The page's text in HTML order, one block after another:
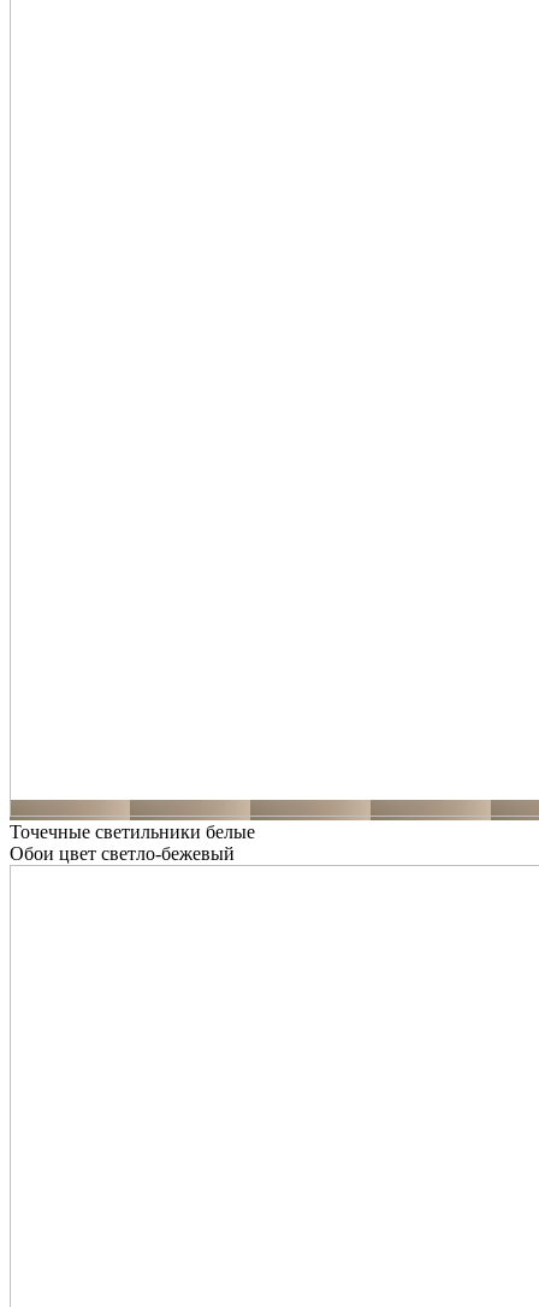
Точечные светильники белые
Обои цвет светло-бежевый